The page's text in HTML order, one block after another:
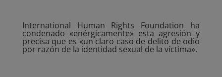
International Human Rights Foundation ha
condenado «enérgicamente» esta agresión y
precisa que es «un claro caso de delito de odio
por razón de la identidad sexual de la víctima».